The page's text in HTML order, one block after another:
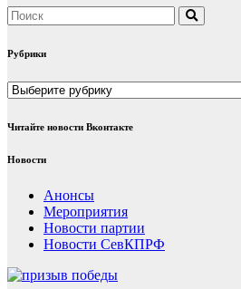
Рубрики
Рубрики
Читайте новости Вконтакте
Новости
Анонсы
Мероприятия
Новости партии
Новости СевКПРФ